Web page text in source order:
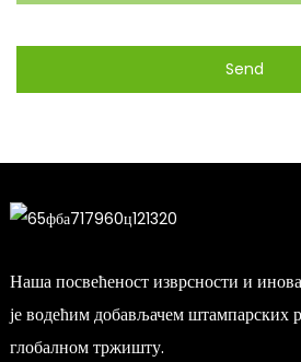
Send
Наша посвећеност изврсности и
је водећим добављачем штампарских
глобалном тржишту.